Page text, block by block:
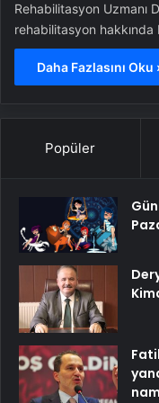
Rehabilitasyon Uzmanı
rehabilitasyon
Daha Fazlasını Oku
Popüler